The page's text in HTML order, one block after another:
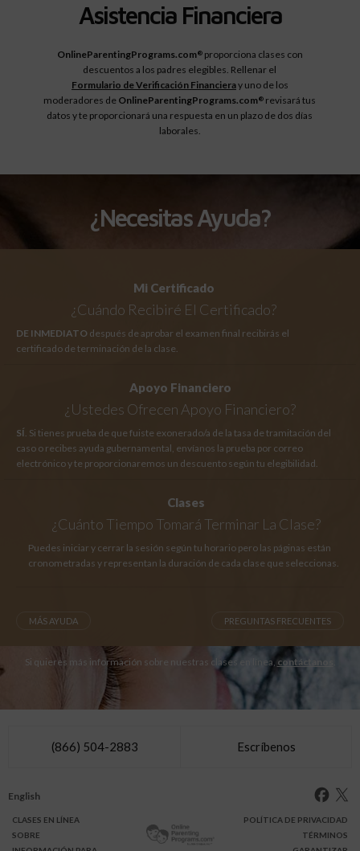
Asistencia Financiera
OnlineParentingPrograms.com®proporciona clases con
descuentos a los padres elegibles. Rellenar el
Formulario de Verificación Financieray uno de los
moderadores de OnlineParentingPrograms.com® revisará tus
datos y te proporcionará una respuesta en un plazo de dos días
laborales.
¿Necesitas Ayuda?
Mi Certificado
¿Cuándo Recibiré El Certificado?
DE INMEDIATO después de aprobar el examen final recibirás el
certificado de terminación de la clase.
Apoyo Financiero
¿Ustedes Ofrecen Apoyo Financiero?
SÍ. Si tienes prueba de que fuiste exonerado/a de la tasa de tramitación del
caso o recibes ayuda gubernamental, envíanos la prueba por correo
electrónico y te proporcionaremos un descuento según tu elegibilidad.
Clases
¿Cuánto Tiempo Tomará Terminar La Clase?
Puedes iniciar y cerrar la sesión según tu horario pero las páginas están
cronometradas y representan la duración de cada clase que seleccionas.
MÁS AYUDA PREGUNTAS FRECUENTES
Si quieres más información sobre nuestras clases en línea, contáctanos
(866) 504-2883 Escríbenos
English
CLASES EN LÍNEA
SOBRE
POLÍTICA DE PRIVACIDAD
TÉRMINOS